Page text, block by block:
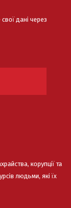
дані через
корупції та
людьми, які їх